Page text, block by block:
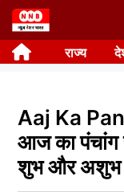
Skip
to
content राज्य
Aaj Ka
आज का
शुभ और अशुभ